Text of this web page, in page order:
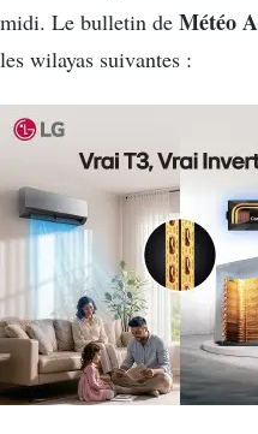
midi. Le bulletin de Météo
les wilayas suivantes :